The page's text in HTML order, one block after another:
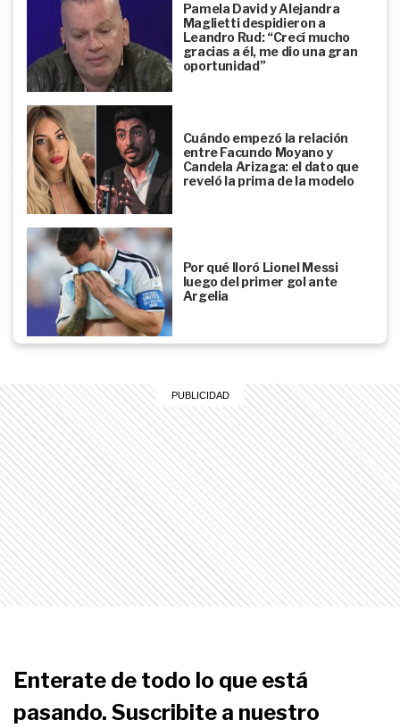
Pamela David y Alejandra
Maglietti despidieron a
Leandro Rud: “Crecí mucho
gracias a él, me dio una gran
oportunidad”
Cuándo empezó la relación
entre Facundo Moyano y
Candela Arizaga: el dato que
reveló la prima de la modelo
Por qué lloró Lionel Messi
luego del primer gol ante
Argelia
Enterate de todo lo que está
pasando. Suscribite a nuestro